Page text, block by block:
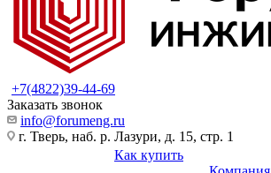
+7(4822)39-44-69
Заказать звонок
info@forumeng.ru
г. Тверь, наб. р. Лазури, д. 15, стр. 1
Как купить